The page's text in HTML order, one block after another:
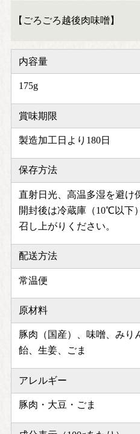
【ごろごろ越後肉味噌】
内容量
175g
賞味期限
製造加工日より180日
保存方法
直射日光、高温多湿を避け
開封後は冷蔵庫（10℃以下
召し上がりください。
配送方法
常温便
原材料
豚肉（国産）、味噌、みり
飴、生姜、ごま
アレルギー
豚肉・大豆・ごま